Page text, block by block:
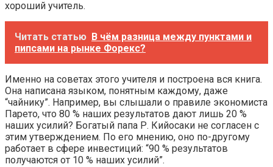
хороший учитель.
Читать статью В чём разница между пунктами и
пипсами на рынке Форекс?
Именно на советах этого учителя и построена вся книга.
Она написана языком, понятным каждому, даже
“чайнику”. Например, вы слышали о правиле экономиста
Парето, что 80 % наших результатов дают лишь 20 %
наших усилий? Богатый папа Р. Кийосаки не согласен с
этим утверждением. По его мнению, оно по-другому
работает в сфере инвестиций: “90 % результатов
получаются от 10 % наших усилий”.